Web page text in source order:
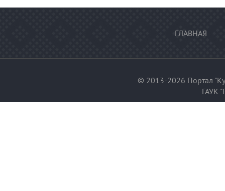
ГЛАВНАЯ
© 2013-2026 Портал
ГАУК